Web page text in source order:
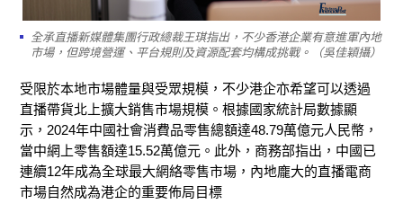
全承直播新媒體集團行政總裁王琪指出，不少香港企業有意進軍內地
市場，但跨境營運、平台規則及資源配套均構成挑戰。（吳佳穎攝）
受限於本地市場體量與受眾規模，不少港企亦希望可以透過
直播帶貨北上擴大銷售市場規模。根據國家統計局數據顯
示，2024年中國社會消費品零售總額達48.79萬億元人民幣，
當中網上零售額達15.52萬億元。此外，商務部指出，中國已
連續12年成為全球最大網絡零售市場，內地龐大的直播電商
市場自然成為港企的重要佈局目標